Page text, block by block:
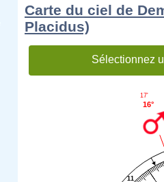
Carte du ciel de
Placidus)
Sélectionnez
11
16°
17'